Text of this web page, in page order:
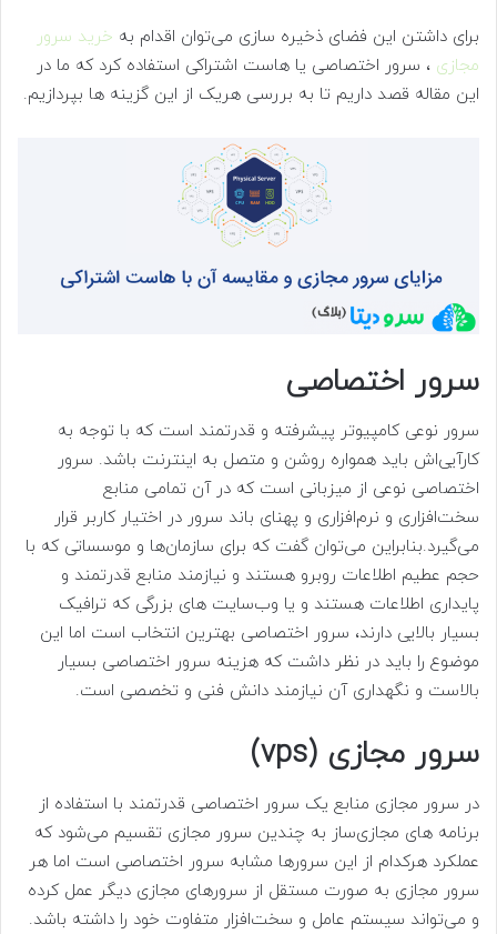
برای داشتن این فضای ذخیره سازی می‌توان اقدام به خرید سرور
مجازی ، سرور اختصاصی یا هاست اشتراکی استفاده کرد که ما در
این مقاله قصد داریم تا به بررسی هریک از این گزینه ها بپردازیم.
سرور اختصاصی
سرور نوعی کامپیوتر پیشرفته و قدرتمند است که با توجه به
کارآیی‌اش باید همواره روشن و متصل به اینترنت باشد. سرور
اختصاصی نوعی از میزبانی است که در آن تمامی منابع
سخت‌افزاری و نرم‌افزاری و پهنای باند سرور در اختیار کاربر قرار
می‌گیرد.بنابراین می‌توان گفت که برای سازمان‌ها و موسساتی که با
حجم عطیم اطلاعات روبرو هستند و نیازمند منابع قدرتمند و
پایداری اطلاعات هستند و یا وب‌سایت های بزرگی که ترافیک
بسیار بالایی دارند، سرور اختصاصی بهترین انتخاب است اما این
موضوع را باید در نظر داشت که هزینه سرور اختصاصی بسیار
بالاست و نگهداری آن نیازمند دانش فنی و تخصصی است.
سرور مجازی (vps)
در سرور مجازی منابع یک سرور اختصاصی قدرتمند با استفاده از
برنامه های مجازی‌ساز به چندین سرور مجازی تقسیم می‌شود که
عملکرد هرکدام از این سرورها مشابه سرور اختصاصی است اما هر
سرور مجازی به صورت مستقل از سرورهای مجازی دیگر عمل کرده
و می‌تواند سیستم عامل و سخت‌افزار متفاوت خود را داشته باشد.